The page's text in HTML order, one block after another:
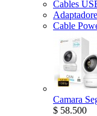
Cables
Cable
Camara
$ 58.500